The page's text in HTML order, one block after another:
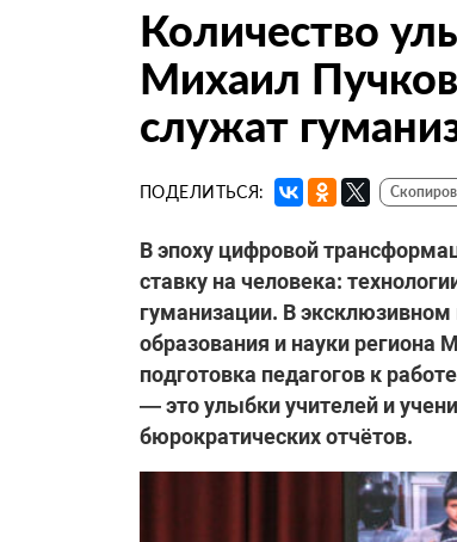
Количество
Михаил
служат
ПОДЕЛИТЬСЯ:
В эпоху цифровой
ставку на человека:
гуманизации. В
образования и науки региона
подготовка педагогов к
— это улыбки учителей и
бюрократических отчётов.